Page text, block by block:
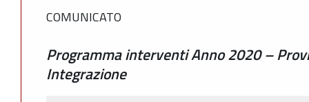
COMUNICATO
Programma interventi Anno 2020 –
Integrazione